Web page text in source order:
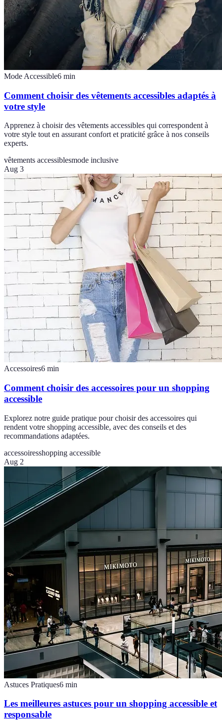
Mode Accessible6 min
Comment choisir des vêtements accessibles adaptés à
votre style
Apprenez à choisir des vêtements accessibles qui correspondent à
votre style tout en assurant confort et praticité grâce à nos conseils
experts.
vêtements accessiblesmode inclusive
Aug 3
Accessoires6 min
Comment choisir des accessoires pour un shopping
accessible
Explorez notre guide pratique pour choisir des accessoires qui
rendent votre shopping accessible, avec des conseils et des
recommandations adaptées.
accessoiresshopping accessible
Aug 2
Astuces Pratiques6 min
Les meilleures astuces pour un shopping accessible et
responsable